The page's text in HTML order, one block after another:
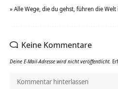
» Alle Wege, die du gehst, führen die
Keine Kommentare
Deine E-Mail-Adresse wird nicht veröffentlicht.